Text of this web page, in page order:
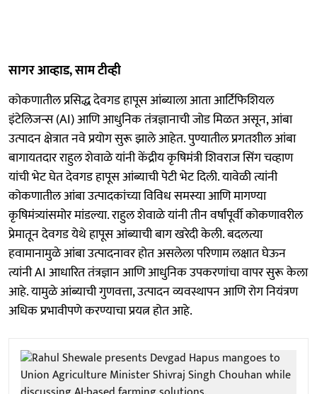
सागर आव्हाड, साम टीव्ही
कोकणातील प्रसिद्ध देवगड हापूस आंब्याला आता आर्टिफिशियल
इंटेलिजन्स (AI) आणि आधुनिक तंत्रज्ञानाची जोड मिळत असून, आंबा
उत्पादन क्षेत्रात नवे प्रयोग सुरू झाले आहेत. पुण्यातील प्रगतशील आंबा
बागायतदार राहुल शेवाळे यांनी केंद्रीय कृषिमंत्री शिवराज सिंग चव्हाण
यांची भेट घेत देवगड हापूस आंब्याची पेटी भेट दिली. यावेळी त्यांनी
कोकणातील आंबा उत्पादकांच्या विविध समस्या आणि मागण्या
कृषिमंत्र्यांसमोर मांडल्या. राहुल शेवाळे यांनी तीन वर्षांपूर्वी कोकणावरील
प्रेमातून देवगड येथे हापूस आंब्याची बाग खरेदी केली. बदलत्या
हवामानामुळे आंबा उत्पादनावर होत असलेला परिणाम लक्षात घेऊन
त्यांनी AI आधारित तंत्रज्ञान आणि आधुनिक उपकरणांचा वापर सुरू केला
आहे. यामुळे आंब्याची गुणवत्ता, उत्पादन व्यवस्थापन आणि रोग नियंत्रण
अधिक प्रभावीपणे करण्याचा प्रयत्न होत आहे.